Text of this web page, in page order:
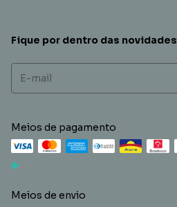
Fique por dentro das novidades
Meios de pagamento
Meios de envio